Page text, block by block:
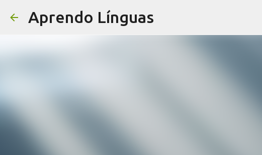
Aprendo Línguas